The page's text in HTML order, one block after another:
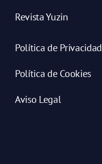
Revista Yuzin
Política de Privacidad
Política de Cookies
Aviso Legal